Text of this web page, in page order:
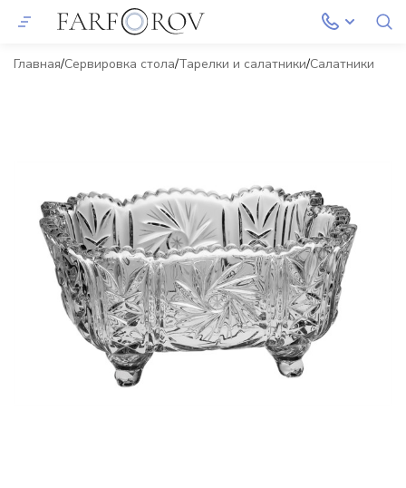
Главная Сервировка стола Тарелки и салатники Салатники